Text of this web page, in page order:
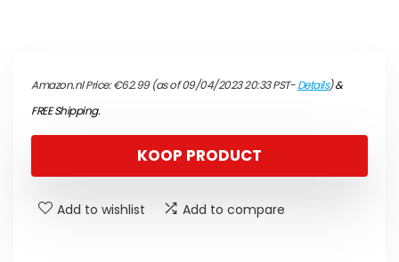
Amazon.nl Price:€62.99(as of 09/04/2023 20:33 PST-Details)&
FREE Shipping.
KOOP PRODUCT
Add to wishlist Add to compare